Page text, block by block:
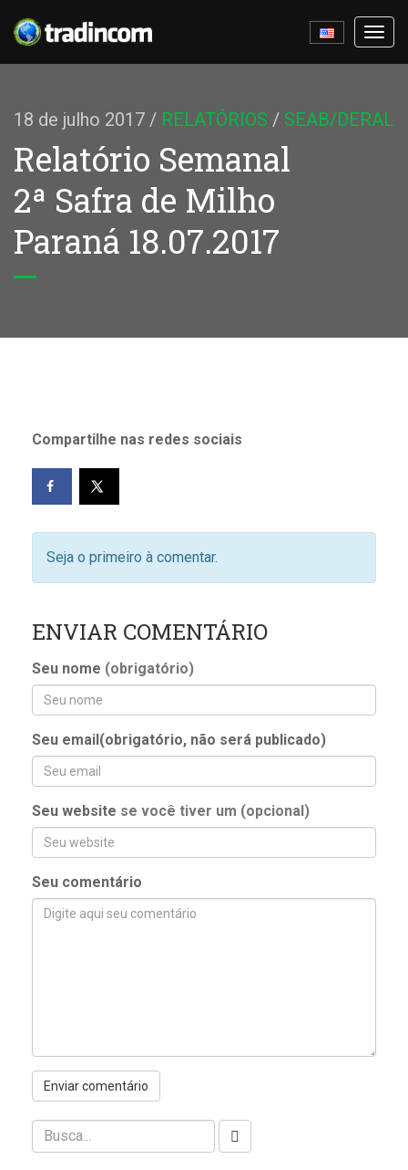
18 de julho 2017 / RELATÓRIOS / SEAB/DERAL
Relatório Semanal
2ª Safra de Milho
Paraná 18.07.2017
Compartilhe nas redes sociais
Seja o primeiro à comentar.
ENVIAR COMENTÁRIO
Seu nome (obrigatório)
Seu email(obrigatório, não será publicado)
Seu website se você tiver um (opcional)
Seu comentário